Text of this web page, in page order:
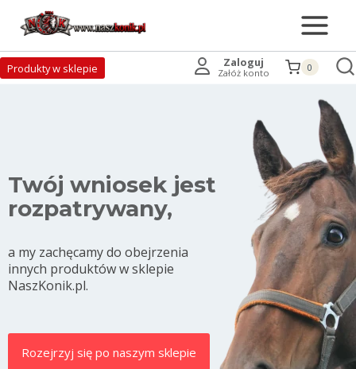
Produkty w sklepie Zaloguj
Załóż konto 0
Twój wniosek jest
rozpatrywany,
a my zachęcamy do obejrzenia
innych produktów w sklepie
NaszKonik.pl.
Rozejrzyj się po naszym sklepie